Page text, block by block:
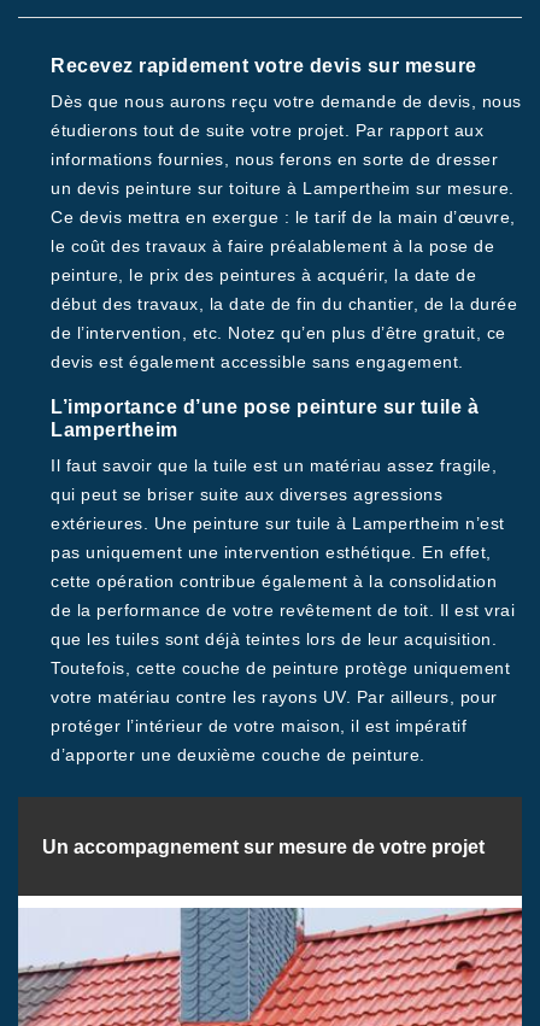
Recevez rapidement votre devis sur mesure
Dès que nous aurons reçu votre demande de devis, nous
étudierons tout de suite votre projet. Par rapport aux
informations fournies, nous ferons en sorte de dresser
un devis peinture sur toiture à Lampertheim sur mesure.
Ce devis mettra en exergue : le tarif de la main d’œuvre,
le coût des travaux à faire préalablement à la pose de
peinture, le prix des peintures à acquérir, la date de
début des travaux, la date de fin du chantier, de la durée
de l’intervention, etc. Notez qu’en plus d’être gratuit, ce
devis est également accessible sans engagement.
L’importance d’une pose peinture sur tuile à
Lampertheim
Il faut savoir que la tuile est un matériau assez fragile,
qui peut se briser suite aux diverses agressions
extérieures. Une peinture sur tuile à Lampertheim n’est
pas uniquement une intervention esthétique. En effet,
cette opération contribue également à la consolidation
de la performance de votre revêtement de toit. Il est vrai
que les tuiles sont déjà teintes lors de leur acquisition.
Toutefois, cette couche de peinture protège uniquement
votre matériau contre les rayons UV. Par ailleurs, pour
protéger l’intérieur de votre maison, il est impératif
d’apporter une deuxième couche de peinture.
Un accompagnement sur mesure de votre projet